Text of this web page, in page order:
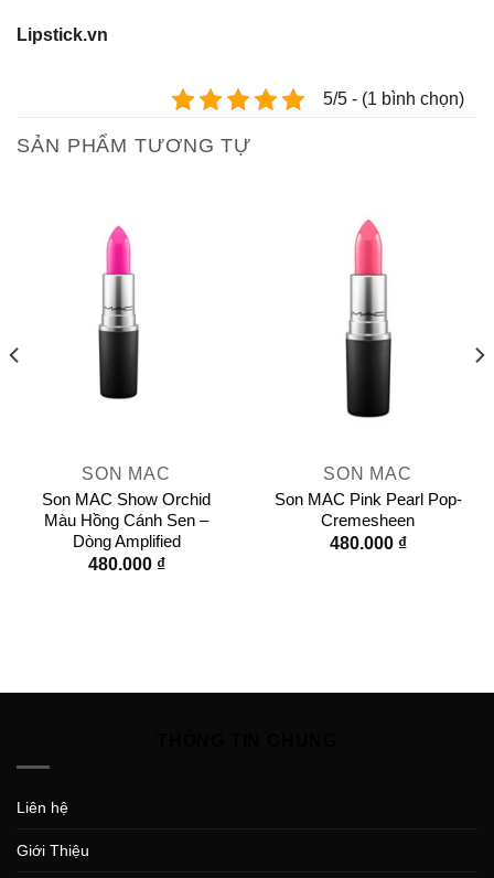
Lipstick.vn
5/5 - (1 bình chọn)
SẢN PHẨM TƯƠNG TỰ
SON MAC
Son MAC Show Orchid
Màu Hồng Cánh Sen –
Dòng Amplified
480.000 ₫
SON MAC
Son MAC Pink Pearl Pop-
Cremesheen
480.000 ₫
Liên hệ
Giới Thiệu